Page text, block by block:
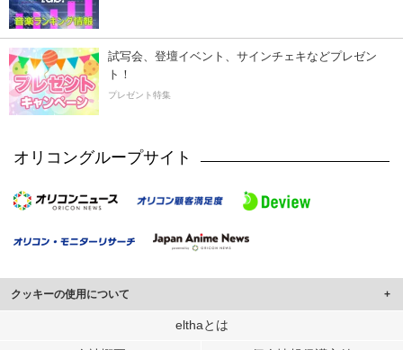
試写会、登壇イベント、サインチェキなどプレゼン
ト！
プレゼント特集
オリコングループサイト
クッキーの使用について
このサイトでは Cookie を使用して、ユーザーに合わせたコンテンツや広告の
elthaとは